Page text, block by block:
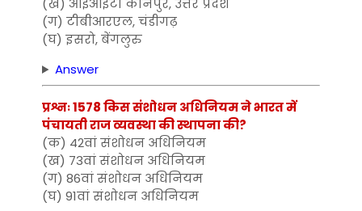
(ख) आईआईटी कानपुर, उत्तर प्रदेश
(ग) टीबीआरएल, चंडीगढ़
(घ) इसरो, बेंगलुरु
Answer
प्रश्नः 1578 किस संशोधन अधिनियम ने भारत में
पंचायती राज व्यवस्था की स्थापना की?
(क) 42वां संशोधन अधिनियम
(ख) 73वां संशोधन अधिनियम
(ग) 86वां संशोधन अधिनियम
(घ) 91वां संशोधन अधिनियम